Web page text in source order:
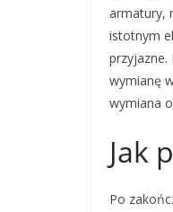
armatury,
istotnym
przyjazne.
wymianę
wymiana
Jak
Po